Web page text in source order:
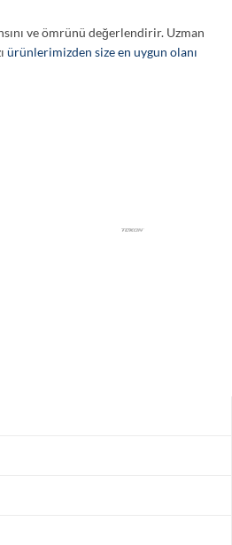
ve ömrünü değerlendirir. Uzman
ürünlerimizden size en uygun olanı